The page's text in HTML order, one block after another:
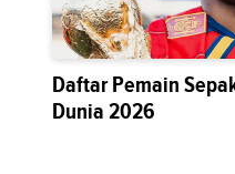
Daftar Pemain
Dunia 2026